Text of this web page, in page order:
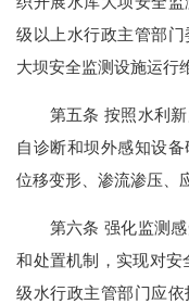
级以上水行政主管部
大坝安全监测设施运行
第五条 按照水利新
自诊断和坝外感知设
位移变形、渗流渗压、
第六条 强化监测感
和处置机制，实现对
级水行政主管部门应